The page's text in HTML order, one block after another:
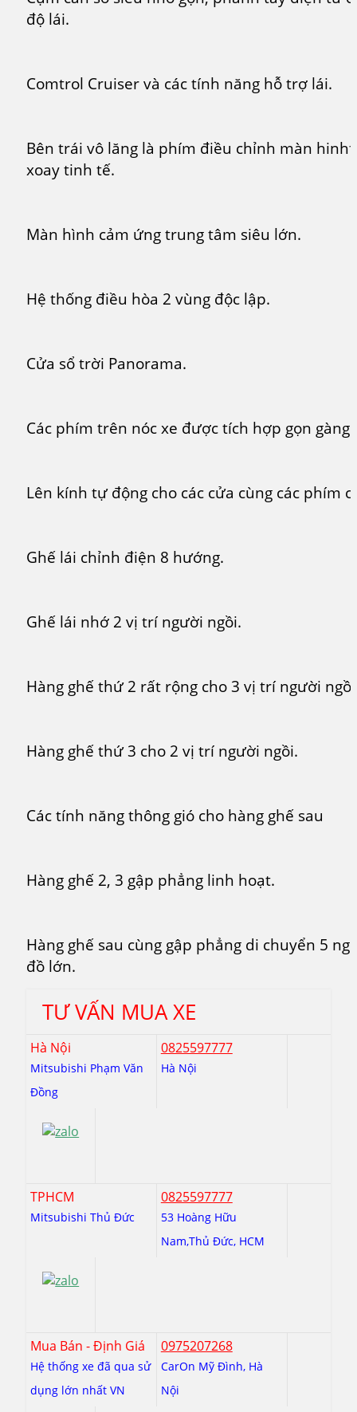
độ lái.
Comtrol Cruiser và các tính năng hỗ trợ lái.
Bên trái vô lăng là phím điều chỉnh màn
xoay tinh tế.
Màn hình cảm ứng trung tâm siêu lớn.
Hệ thống điều hòa 2 vùng độc lập.
Cửa sổ trời Panorama.
Các phím trên nóc xe được tích hợp gọn gàng.
Lên kính tự động cho các cửa cùng các phím
Ghế lái chỉnh điện 8 hướng.
Ghế lái nhớ 2 vị trí người ngồi.
Hàng ghế thứ 2 rất rộng cho 3 vị trí người
Hàng ghế thứ 3 cho 2 vị trí người ngồi.
Các tính năng thông gió cho hàng ghế sau
Hàng ghế 2, 3 gập phẳng linh hoạt.
Hàng ghế sau cùng gập phẳng di chuyển 5
đồ lớn.
TƯ VẤN MUA XE
Hà Nội
Mitsubishi Phạm Văn
Đồng
0825597777
Hà Nội
TPHCM
Mitsubishi Thủ Đức
0825597777
53 Hoàng Hữu
Nam,Thủ Đức, HCM
Mua Bán - Định Giá
Hệ thống xe đã qua sử
dụng lớn nhất VN
0975207268
CarOn Mỹ Đình, Hà
Nội